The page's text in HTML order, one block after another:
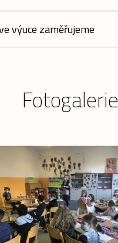
výuce zaměřujeme
Fotogalerie